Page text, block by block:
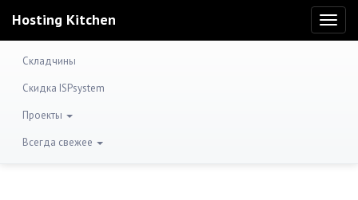
Hosting Kitchen
Складчины
Скидка ISPsystem
Проекты
Всегда свежее